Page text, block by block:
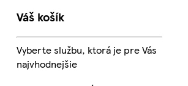
Váš košík
Vyberte službu, ktorá je pre Vás
najvhodnejšie